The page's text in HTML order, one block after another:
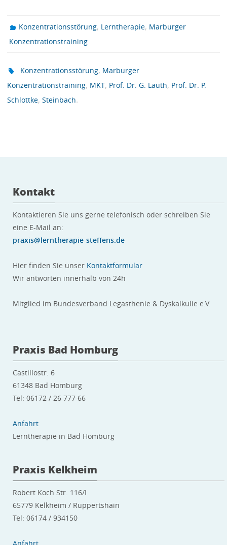
Konzentrationsstörung, Lerntherapie, Marburger
Konzentrationstraining
Konzentrationsstörung, Marburger
Konzentrationstraining, MKT, Prof. Dr. G. Lauth, Prof. Dr. P.
Schlottke, Steinbach.
Kontakt
Kontaktieren Sie uns gerne telefonisch oder schreiben Sie
eine E-Mail an:
praxis@lerntherapie-steffens.de
Hier finden Sie unser Kontaktformular
Wir antworten innerhalb von 24h
Mitglied im Bundesverband Legasthenie & Dyskalkulie e.V.
Praxis Bad Homburg
Castillostr. 6
61348 Bad Homburg
Tel: 06172 / 26 777 66
Anfahrt
Lerntherapie in Bad Homburg
Praxis Kelkheim
Robert Koch Str. 116/I
65779 Kelkheim / Ruppertshain
Tel: 06174 / 934150